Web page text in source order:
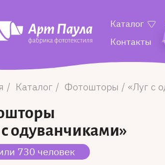
Каталог
Контакты
Каталог Фотошторы Луг с
с одуванчиками»
730 человек